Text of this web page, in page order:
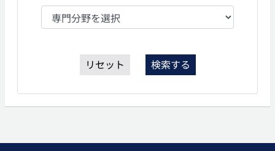
リセット 検索する